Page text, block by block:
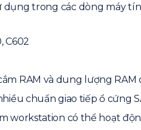
dụng trong các dòng máy
C602
RAM và dung lượng RAM
chuẩn giao tiếp ổ cứng
workstation có thể hoạt